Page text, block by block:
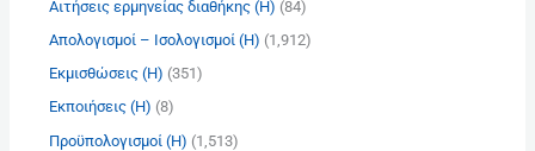
Αιτήσεις ερμηνείας διαθήκης (Η) (84)
Απολογισμοί – Ισολογισμοί (Η) (1,912)
Εκμισθώσεις (Η) (351)
Εκποιήσεις (Η) (8)
Προϋπολογισμοί (Η) (1,513)